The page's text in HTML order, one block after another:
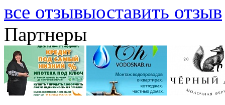
все отзывыоставить отзыв
Партнеры